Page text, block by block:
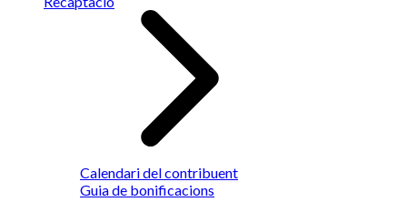
Calendari del contribuent
Guia de bonificacions